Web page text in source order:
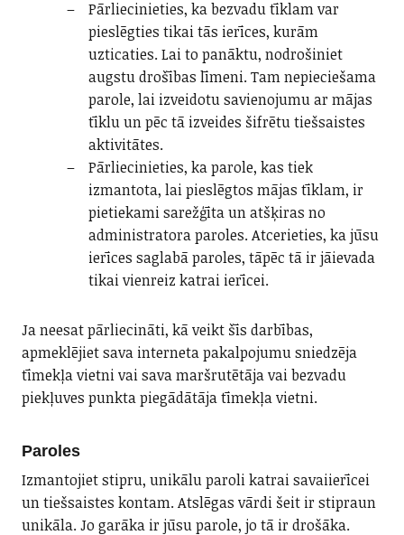
Pārliecinieties, ka bezvadu tīklam var
pieslēgties tikai tās ierīces, kurām
uzticaties. Lai to panāktu, nodrošiniet
augstu drošības līmeni. Tam nepieciešama
parole, lai izveidotu savienojumu ar mājas
tīklu un pēc tā izveides šifrētu tiešsaistes
aktivitātes.
Pārliecinieties, ka parole, kas tiek
izmantota, lai pieslēgtos mājas tīklam, ir
pietiekami sarežģīta un atšķiras no
administratora paroles. Atcerieties, ka jūsu
ierīces saglabā paroles, tāpēc tā ir jāievada
tikai vienreiz katrai ierīcei.
Ja neesat pārliecināti, kā veikt šīs darbības,
apmeklējiet sava interneta pakalpojumu sniedzēja
tīmekļa vietni vai sava maršrutētāja vai bezvadu
piekļuves punkta piegādātāja tīmekļa vietni.
Paroles
Izmantojiet stipru, unikālu paroli katrai savaiierīcei
un tiešsaistes kontam. Atslēgas vārdi šeit ir stipraun
unikāla. Jo garāka ir jūsu parole, jo tā ir drošāka.